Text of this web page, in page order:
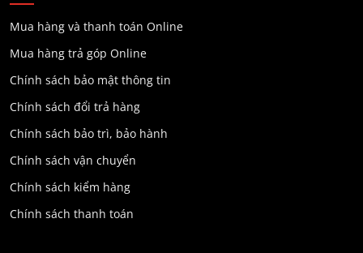
Mua hàng và thanh toán Online
Mua hàng trả góp Online
Chính sách bảo mật thông tin
Chính sách đổi trả hàng
Chính sách bảo trì, bảo hành
Chính sách vận chuyển
Chính sách kiểm hàng
Chính sách thanh toán